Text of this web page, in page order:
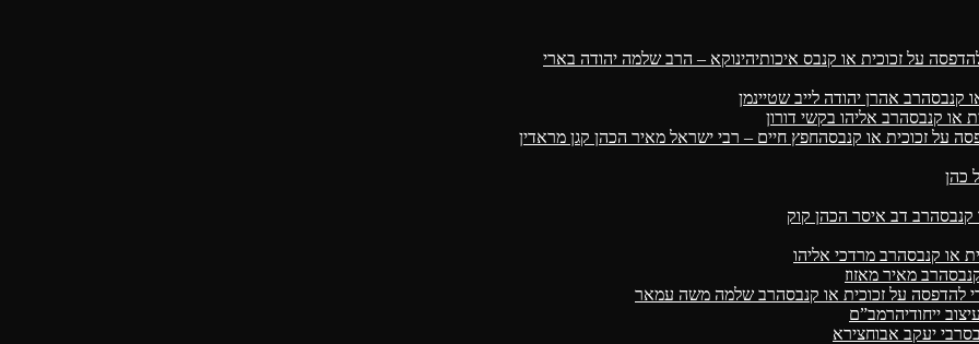
הינוקא – הרב שלמה יהודה בארי
הרב אהרן יהודה לייב שטיינמן
הרב אליהו בקשי דורון
החפץ חיים – רבי ישראל מאיר הכהן קגן מראדין
כהן
הרב דב איסר הכהן קוק
הרב מרדכי אליהו
הרב מאיר מאזוז
הרב שלמה משה עמאר
הרמב”ם
רבי יעקב אבוחצירא